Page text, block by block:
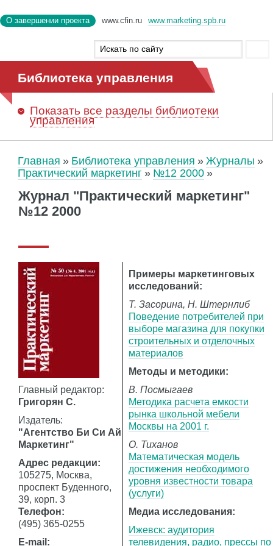
О завершении проекта www.cfin.ru www.marketing.spb.ru
Библиотека управления
Показать все разделы библиотеки
управления
Главная Библиотека управления
Журналы
Практический маркетинг
№12 2000
Журнал "Практический маркетинг"
№12 2000
Главный редактор:
Григорян С.
Издатель:
"Агентство Би Си Ай
Маркетинг"
Адрес редакции:
105275, Москва,
проспект Буденного,
39, корп. 3
Телефон:
(495) 365-0255
E-mail:
Примеры маркетинговых
исследований:
Т. Засорина, Н. Штернлиб
Поведение потребителей при
выборе магазина для покупки
строительных и отделочных
материалов
Методы и методики:
В. Посмыгаев
Методика расчета емкости
рынка школьной мебели
Москвы на 2001 г.
О. Тиханов
Математическая модель
достижения необходимого
уровня известности товара
(услуги)
Медиа исследования:
Ижевск: аудитория
телевидения, радио, прессы по